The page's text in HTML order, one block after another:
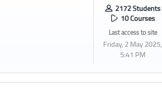
2172 Students
10 Courses
Last access to site
Friday, 2 May 2025,
5:41 PM